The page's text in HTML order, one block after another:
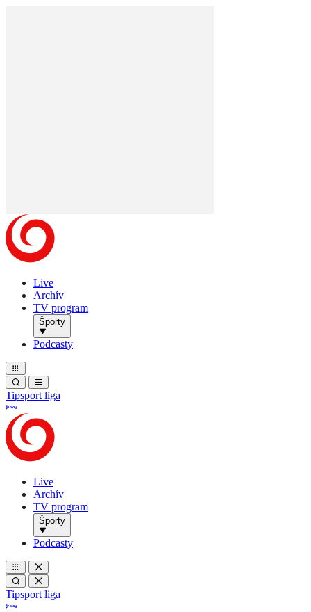
Live
Archív
TV program
Športy
Podcasty
Tipsport liga
Live
Archív
TV program
Športy
Podcasty
Tipsport liga